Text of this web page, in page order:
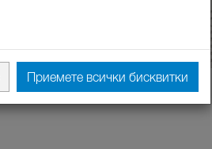
Приемете всички бисквитки